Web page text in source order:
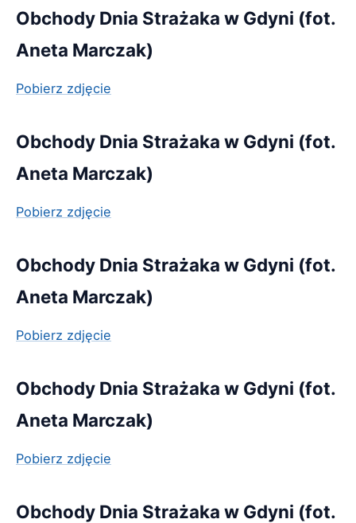
Obchody Dnia Strażaka w Gdyni (fot.
Aneta Marczak)
Pobierz zdjęcie
Obchody Dnia Strażaka w Gdyni (fot.
Aneta Marczak)
Pobierz zdjęcie
Obchody Dnia Strażaka w Gdyni (fot.
Aneta Marczak)
Pobierz zdjęcie
Obchody Dnia Strażaka w Gdyni (fot.
Aneta Marczak)
Pobierz zdjęcie
Obchody Dnia Strażaka w Gdyni (fot.